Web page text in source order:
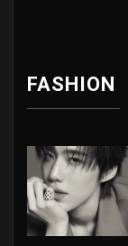
FASHION